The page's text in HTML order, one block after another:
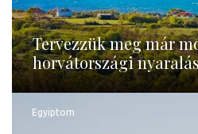
Tervezzük meg már
horvátországi
Egyiptom